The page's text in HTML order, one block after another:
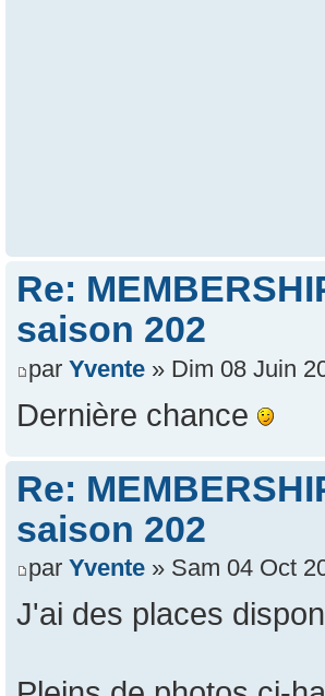
Re:
saison 202
par Yvente » Dim 08 Juin
Dernière chance
Re:
saison 202
par Yvente » Sam 04 Oct
J'ai des places